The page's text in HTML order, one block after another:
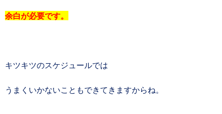
余白が必要です。
キツキツのスケジュールでは
うまくいかないこともできてきますからね。